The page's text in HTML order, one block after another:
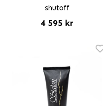
shutoff
4 595 kr